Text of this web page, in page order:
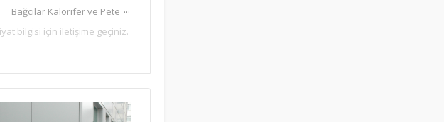
Bağcılar Kalorifer ve Pete ...
bilgisi için iletişime geçiniz.